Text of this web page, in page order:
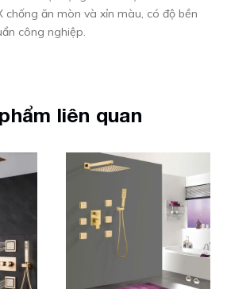
chống ăn mòn và xỉn màu, có độ bền
công nghiệp.
liên quan